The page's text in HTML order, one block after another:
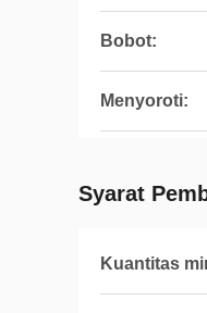
Bobot:
Menyoroti:
Syarat
Kuantitas